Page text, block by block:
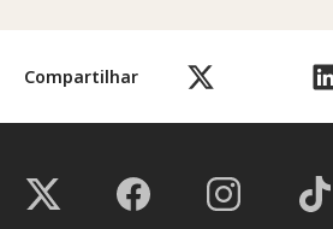
Compartilhar